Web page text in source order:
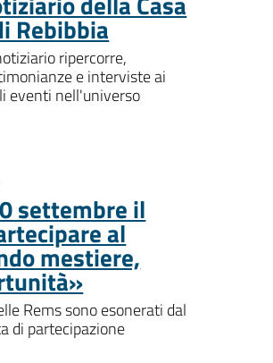
Rebibbia
ripercorre,
e interviste ai
eventi nell'universo
settembre il
al
mestiere,
Rems sono esonerati dal
di partecipazione